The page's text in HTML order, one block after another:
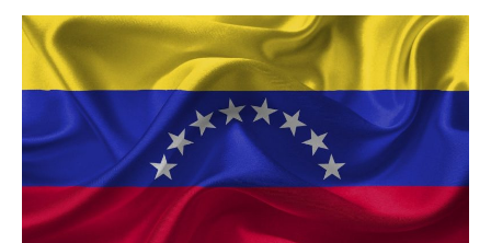
Newsletter
Contactez-nous
Congrès 2018
Congrès 2019
Congrès 2020